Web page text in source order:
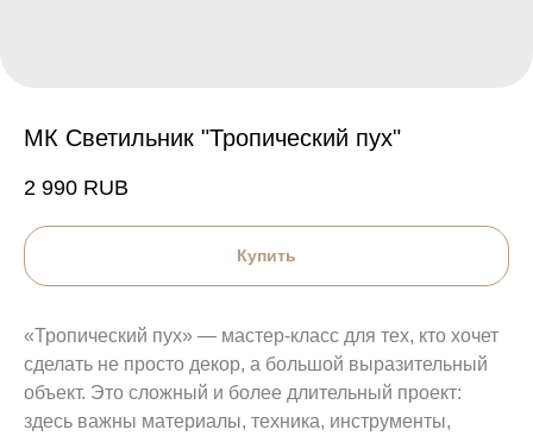
МК Светильник "Тропический пух"
2 990 RUB
Купить
«Тропический пух» — мастер-класс для тех, кто хочет
сделать не просто декор, а большой выразительный
объект. Это сложный и более длительный проект:
здесь важны материалы, техника, инструменты,